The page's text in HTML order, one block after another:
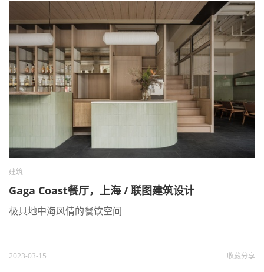
建筑
Gaga Coast餐厅，上海 / 联图建筑设计
极具地中海风情的餐饮空间
2023-03-15 收藏分享